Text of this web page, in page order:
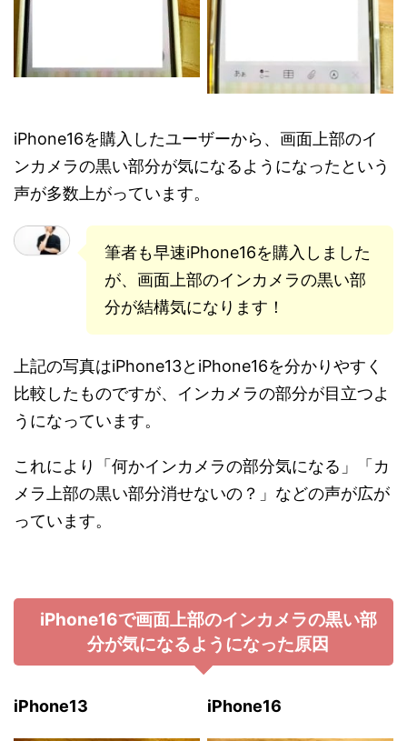
iPhone16を購入したユーザーから、画面上部のイ
ンカメラの黒い部分が気になるようになったという
声が多数上がっています。
筆者も早速iPhone16を購入しました
が、画面上部のインカメラの黒い部
分が結構気になります！
上記の写真はiPhone13とiPhone16を分かりやすく
比較したものですが、インカメラの部分が目立つよ
うになっています。
これにより「何かインカメラの部分気になる」「カ
メラ上部の黒い部分消せないの？」などの声が広が
っています。
iPhone16で画面上部のインカメラの黒い部
分が気になるようになった原因
iPhone13 iPhone16